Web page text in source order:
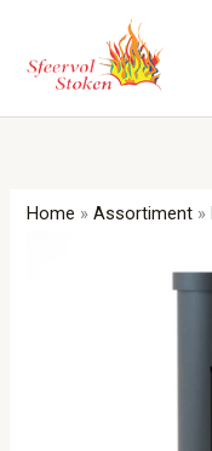
inhoud
Home »Assortiment »